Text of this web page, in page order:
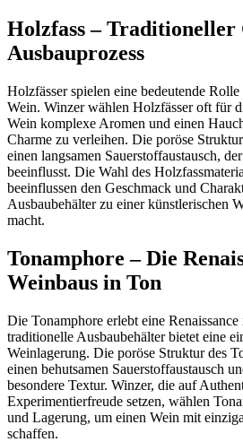
Holzfass – Traditioneller
Ausbauprozess
Holzfässer spielen eine bedeutende
Wein. Winzer wählen Holzfässer oft für
Wein komplexe Aromen und einen
Charme zu verleihen. Die poröse
einen langsamen Sauerstoffaustausch,
beeinflusst. Die Wahl des
beeinflussen den Geschmack und
Ausbaubehälter zu einer künstlerischen
macht.
Tonamphore – Die
Weinbaus in Ton
Die Tonamphore erlebt eine
traditionelle Ausbaubehälter bietet eine
Weinlagerung. Die poröse Struktur des
einen behutsamen Sauerstoffaustausch
besondere Textur. Winzer, die auf
Experimentierfreude setzen, wählen
und Lagerung, um einen Wein mit
schaffen.